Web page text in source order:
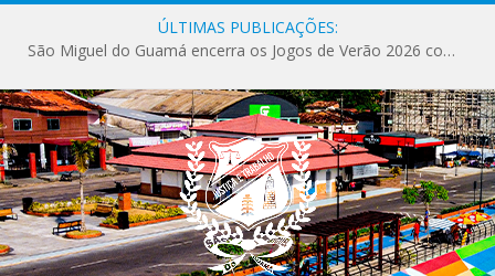
ÚLTIMAS PUBLICAÇÕES:
Milhares de fiéis tomam as ruas de São Miguel do Guamá em uma grande celebração de fé na Marcha para Jesus 2026.